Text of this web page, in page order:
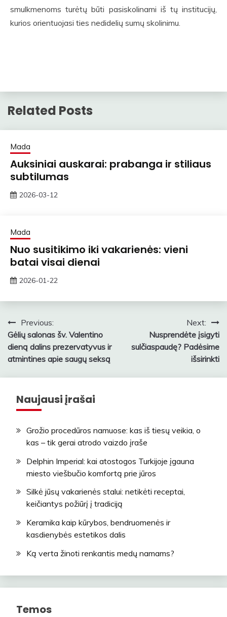
smulkmenoms turėtų būti pasiskolinami iš tų institucijų,
kurios orientuojasi ties nedidelių sumų skolinimu.
Related Posts
Mada
Auksiniai auskarai: prabanga ir stiliaus
subtilumas
2026-03-12
Mada
Nuo susitikimo iki vakarienės: vieni
batai visai dienai
2026-01-22
Navigacija
tarp
įrašų
Previous:
Gėlių salonas šv. Valentino
dieną dalins prezervatyvus ir
atmintines apie saugų seksą
Next:
Nusprendėte įsigyti
sulčiaspaudę? Padėsime
išsirinkti
Naujausi įrašai
Grožio procedūros namuose: kas iš tiesų veikia, o
kas – tik gerai atrodo vaizdo įraše
Delphin Imperial: kai atostogos Turkijoje įgauna
miesto viešbučio komfortą prie jūros
Silkė jūsų vakarienės stalui: netikėti receptai,
keičiantys požiūrį į tradiciją
Keramika kaip kūrybos, bendruomenės ir
kasdienybės estetikos dalis
Ką verta žinoti renkantis medų namams?
Temos